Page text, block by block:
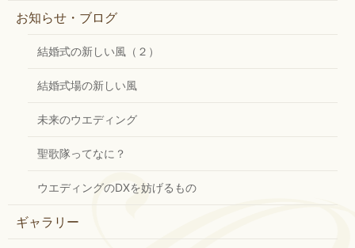
お知らせ・ブログ
結婚式の新しい風（２）
結婚式場の新しい風
未来のウエディング
聖歌隊ってなに？
ウエディングのDXを妨げるもの
ギャラリー